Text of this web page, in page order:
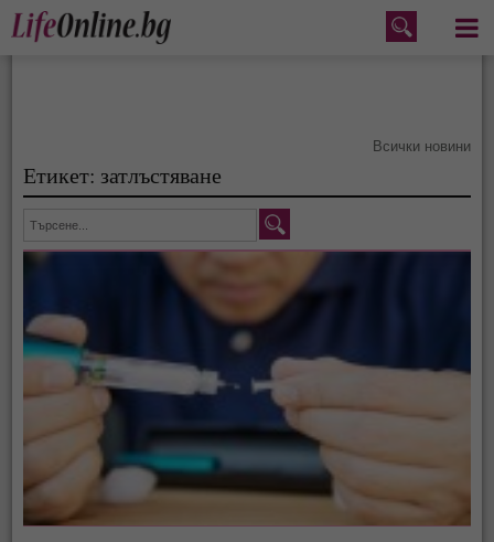
Меню
Всички новини
Етикет: затлъстяване